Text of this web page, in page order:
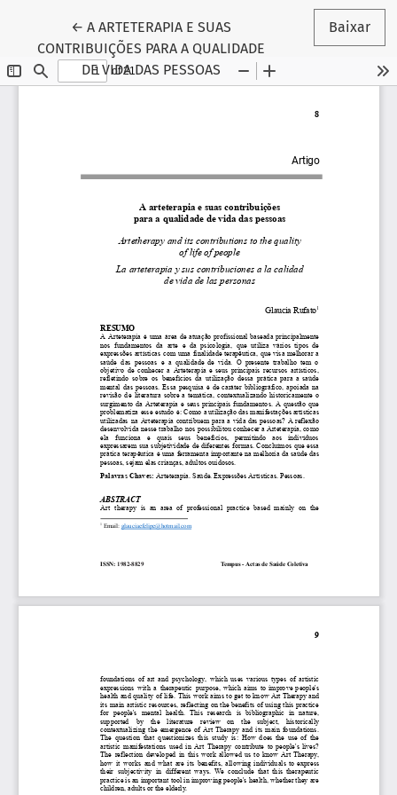
← Voltar aos Detalhes do Artigo
A ARTETERAPIA E SUAS
CONTRIBUIÇÕES PARA A QUALIDADE
DE VIDA DAS PESSOAS
Baixar